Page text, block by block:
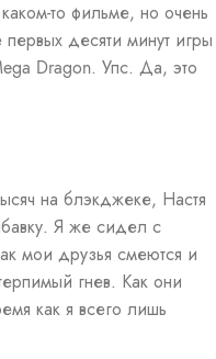
то фильме, но очень
десяти минут игры
Dragon. Упс. Да, это
на блэкджеке, Настя
Я же сидел с
мои друзья смеются и
гнев. Как они
как я всего лишь